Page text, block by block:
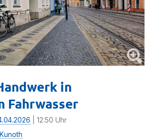
in
Fahrwasser
| 12:50 Uhr